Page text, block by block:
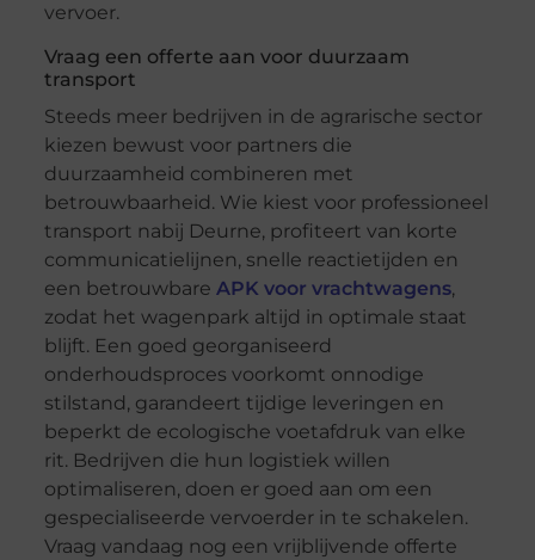
vervoer.
Vraag een offerte aan voor duurzaam
transport
Steeds meer bedrijven in de agrarische sector
kiezen bewust voor partners die
duurzaamheid combineren met
betrouwbaarheid. Wie kiest voor professioneel
transport nabij Deurne, profiteert van korte
communicatielijnen, snelle reactietijden en
een betrouwbare APK voor vrachtwagens,
zodat het wagenpark altijd in optimale staat
blijft. Een goed georganiseerd
onderhoudsproces voorkomt onnodige
stilstand, garandeert tijdige leveringen en
beperkt de ecologische voetafdruk van elke
rit. Bedrijven die hun logistiek willen
optimaliseren, doen er goed aan om een
gespecialiseerde vervoerder in te schakelen.
Vraag vandaag nog een vrijblijvende offerte